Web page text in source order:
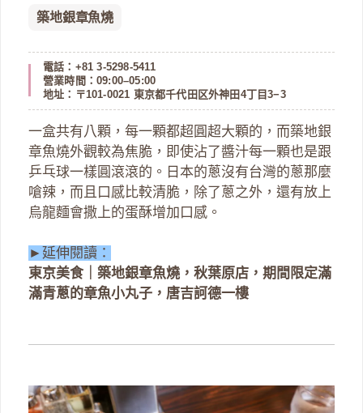
築地銀章魚燒
電話：+81 3-5298-5411
營業時間：09:00–05:00
地址：〒101-0021 東京都千代田区外神田4丁目3−3
一盒共有八顆，每一顆都超圓超大顆的，而築地銀
章魚燒外觀較為焦脆，即使沾了醬汁每一顆也是跟
乒乓球一樣圓滾滾的。日本的蔥沒有台灣的蔥那麼
嗆辣，而且口感比較清脆，除了蔥之外，還有放上
烏龍麵會撒上的蛋酥增加口感。
►延伸閱讀：
東京美食｜築地銀章魚燒，秋葉原店，期間限定滿
滿青蔥的章魚小丸子，唐吉訶德一樓